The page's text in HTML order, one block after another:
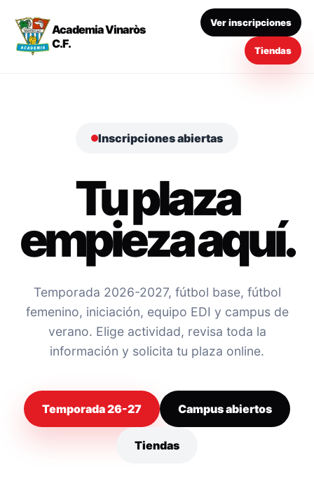
Academia Vinaròs
C.F.
Ver inscripciones
Tiendas
Inscripciones abiertas
Tu plaza
empieza aquí.
Temporada 2026-2027, fútbol base, fútbol
femenino, iniciación, equipo EDI y campus de
verano. Elige actividad, revisa toda la
información y solicita tu plaza online.
Temporada 26-27 Campus abiertos
Tiendas